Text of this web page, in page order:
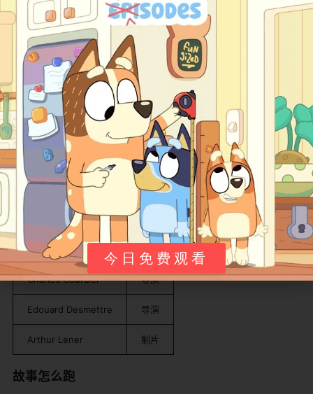
臂、Billy 出铲刀、Ed 出挖斗，这点比纯"车变机器人"的线
诚实，toddler 看的是"车还是车、但会说话会配合"。
旁白
角色 身份 配音
Narrator（韩语版） 旁白 June Yoon（IMDb 记 18 则韩
英语原版旁白 IMDb 未单列，法版由 Amuse 本地班底
配。整体旁白功能是"报任务 + 报步骤 + 收尾一句小结"，
不参与剧情。
角色 职位
Charles Courcier 导演
Edouard Desmettre 导演
Arthur Lener 制片
故事怎么跑
今日免费观看